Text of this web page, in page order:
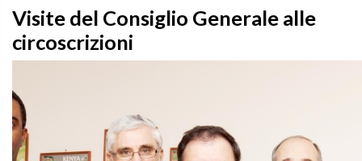
Visite del Consiglio Generale alle
circoscrizioni